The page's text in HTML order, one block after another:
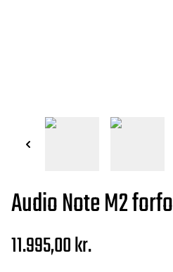
Audio Note M2
11.995,00 kr.